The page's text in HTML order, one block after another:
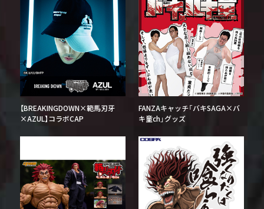
【BREAKINGDOWN×範馬刃牙
×AZUL】コラボCAP
FANZAキャッチ「バキSAGA×バ
キ童ch」グッズ